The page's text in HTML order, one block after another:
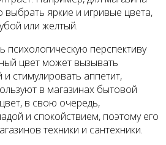
яркие и игривые цвета,
или желтый.
психологическую перспективу
цвет может вызывать
стимулировать аппетит,
в магазинах бытовой
в свою очередь,
и спокойствием, поэтому его
техники и сантехники.